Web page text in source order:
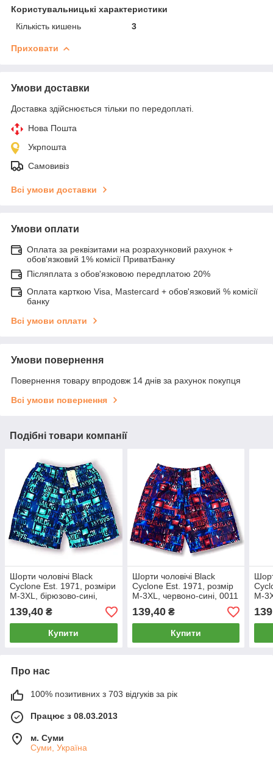
Користувальницькі характеристики
Кількість кишень
3
Приховати
Умови доставки
Доставка здійснюється тільки по передоплаті.
Нова Пошта
Укрпошта
Самовивіз
Всі умови доставки
Умови оплати
Оплата за реквізитами на розрахунковий рахунок +
обов'язковий 1% комісії ПриватБанку
Післяплата з обов'язковою передплатою 20%
Оплата карткою Visa, Mastercard + обов'язковий % комісії
банку
Всі умови оплати
Умови повернення
Повернення товару впродовж 14 днів за рахунок покупця
Всі умови повернення
Подібні товари компанії
Шорти чоловічі Black
Cyclone Est. 1971, розміри
M-3XL, бірюзово-сині,
0011
139,40 ₴
Купити
Шорти чоловічі Black
Cyclone Est. 1971, розмір
M-3XL, червоно-сині, 0011
139,40₴
Купити
M-
Про нас
100% позитивних з 703 відгуків за рік
Працює з 08.03.2013
м. Суми
Суми, Україна